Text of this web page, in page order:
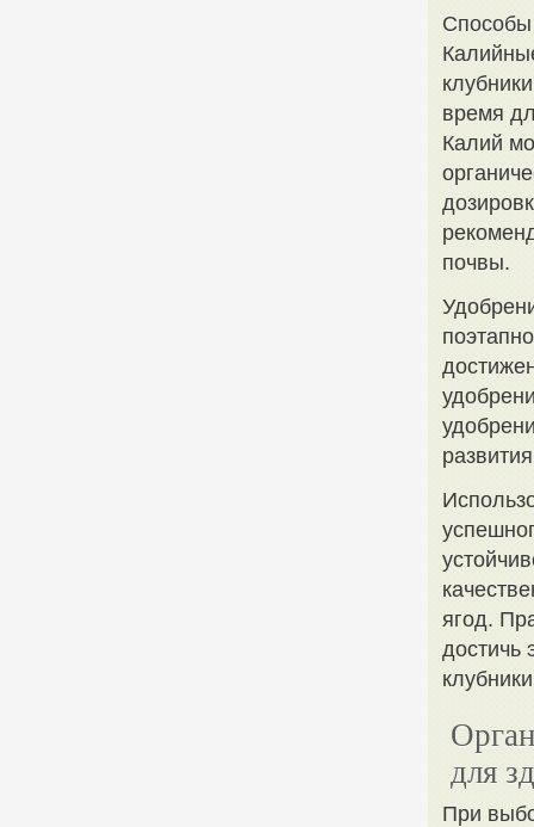
Способы
время
Калий
почвы.
ягод.
достичь
для
При